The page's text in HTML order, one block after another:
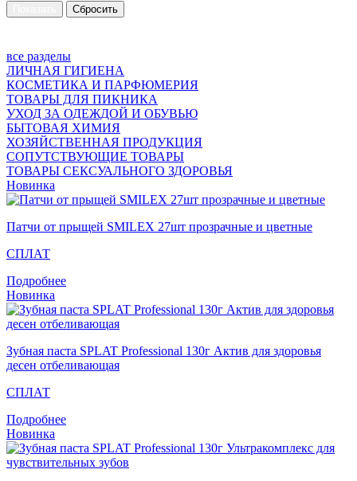
все разделы
ЛИЧНАЯ ГИГИЕНА
КОСМЕТИКА И ПАРФЮМЕРИЯ
ТОВАРЫ ДЛЯ ПИКНИКА
УХОД ЗА ОДЕЖДОЙ И ОБУВЬЮ
БЫТОВАЯ ХИМИЯ
ХОЗЯЙСТВЕННАЯ ПРОДУКЦИЯ
СОПУТСТВУЮЩИЕ ТОВАРЫ
ТОВАРЫ СЕКСУАЛЬНОГО ЗДОРОВЬЯ
Новинка
Патчи от прыщей SMILEX 27шт прозрачные и цветные
СПЛАТ
Подробнее
Новинка
Зубная паста SPLAT Professional 130г Актив для здоровья
десен отбеливающая
СПЛАТ
Подробнее
Новинка